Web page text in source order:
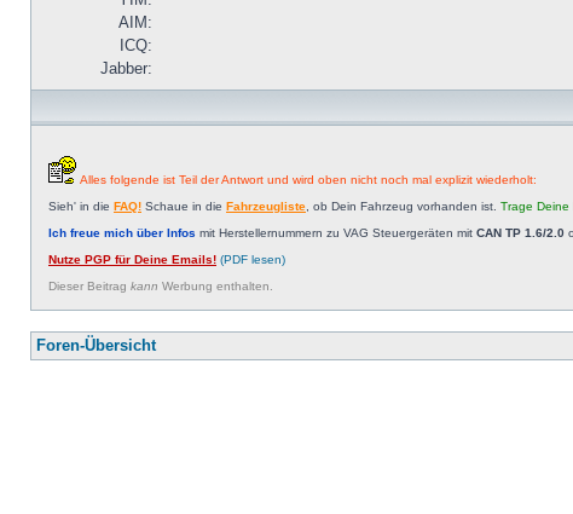
AIM:
ICQ:
Jabber:
Alles folgende ist Teil der Antwort und wird oben nicht noch mal explizit wiederholt:
Sieh' in die FAQ! Schaue in die Fahrzeugliste , ob Dein Fahrzeug vorhanden ist. Trage
Ich freue mich über Infos mit Herstellernummern zu VAG Steuergeräten mit CAN TP 1.6/2.0
Nutze PGP für Deine Emails! (PDF lesen)
Dieser Beitrag kann Werbung enthalten.
Foren-Übersicht